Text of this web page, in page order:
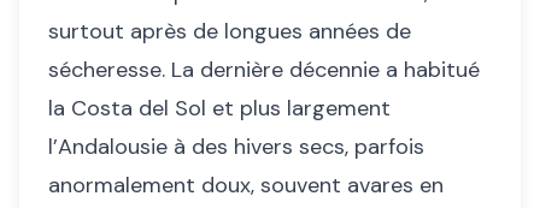
surtout après de longues années de
sécheresse. La dernière décennie a habitué
la Costa del Sol et plus largement
l’Andalousie à des hivers secs, parfois
anormalement doux, souvent avares en